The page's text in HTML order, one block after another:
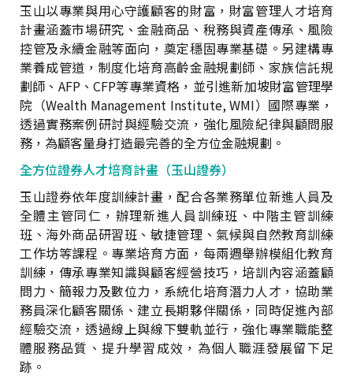
玉山以專業與用心守護顧客的財富，財富管理人才培育
計畫涵蓋市場研究、金融商品、稅務與資產傳承、風險
控管及永續金融等面向，奠定穩固專業基礎。另建構專
業養成管道，制度化培育高齡金融規劃師、家族信託規
劃師、AFP、CFP等專業資格，並引進新加坡財富管理學
院（Wealth Management Institute, WMI）國際專業，
透過實務案例研討與經驗交流，強化風險紀律與顧問服
務，為顧客量身打造最完善的全方位金融規劃。
全方位證券人才培育計畫（玉山證券）
玉山證券依年度訓練計畫，配合各業務單位新進人員及
全體主管同仁，辦理新進人員訓練班、中階主管訓練
班、海外商品研習班、敏捷管理、氣候與自然教育訓練
工作坊等課程。專業培育方面，每兩週舉辦模組化教育
訓練，傳承專業知識與顧客經營技巧，培訓內容涵蓋顧
問力、簡報力及數位力，系統化培育潛力人才，協助業
務員深化顧客關係、建立長期夥伴關係，同時促進內部
經驗交流，透過線上與線下雙軌並行，強化專業職能整
體服務品質、提升學習成效，為個人職涯發展留下足
跡。